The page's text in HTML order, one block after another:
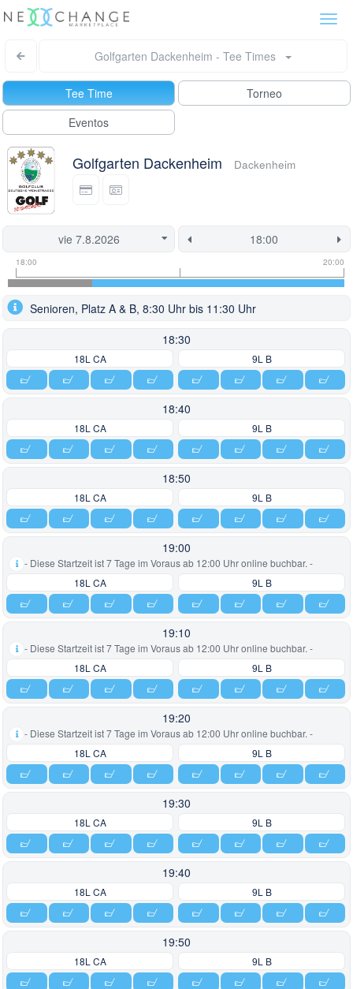
Golfgarten Dackenheim - Tee Times
Tee Time
Torneo
Eventos
Golfgarten Dackenheim Dackenheim
Tee
time
Flight
slot
This
start
18:00 20:00
Senioren, Platz A & B, 8:30 Uhr bis 11:30 Uhr
18:30
18L CA 9L B
18:40
18L CA 9L B
18:50
18L CA 9L B
19:00
- Diese Startzeit ist 7 Tage im Voraus ab 12:00 Uhr online buchbar. -
18L CA
9L B
19:10
- Diese Startzeit ist 7 Tage im Voraus ab 12:00 Uhr online buchbar. -
18L CA
9L B
19:20
- Diese Startzeit ist 7 Tage im Voraus ab 12:00 Uhr online buchbar. -
18L CA
9L B
19:30
18L CA 9L B
19:40
18L CA 9L B
19:50
18L CA 9L B